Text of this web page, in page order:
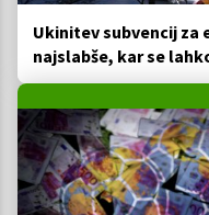
Ukinitev subvencij za
najslabše, kar se